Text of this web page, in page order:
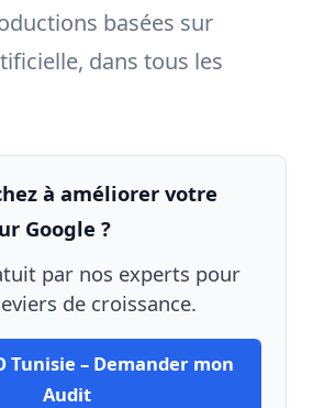
basées sur
dans tous les
à améliorer votre
Google ?
par nos experts pour
de croissance.
Tunisie – Demander mon
Audit